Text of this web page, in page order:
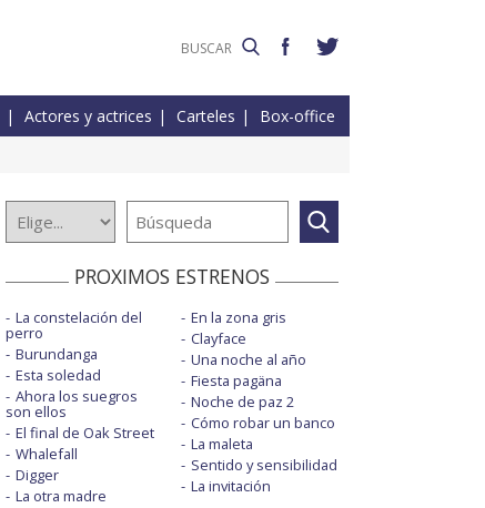
Actores y actrices Carteles Box-office
PROXIMOS ESTRENOS
La constelación del
perro
Burundanga
Esta soledad
Ahora los suegros
son ellos
El final de Oak Street
Whalefall
Digger
La otra madre
En la zona gris
Clayface
Una noche al año
Fiesta pagäna
Noche de paz 2
Cómo robar un banco
La maleta
Sentido y sensibilidad
La invitación